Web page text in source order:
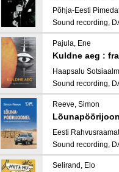
Põhja-Eesti
Sound recording,
Pajula, Ene
Kuldne aeg :
Haapsalu
Sound recording,
Reeve, Simon
Eesti
Sound recording,
Selirand, Elo